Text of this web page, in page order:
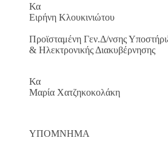
Κα
Ειρήνη Κλουκινιώτου
Προϊσταμένη Γεν.Δ/νσης
& Ηλεκτρονικής Διακυβέρνησης
Κα
Μαρία Χατζηκοκολάκη
ΥΠΟΜΝΗΜΑ